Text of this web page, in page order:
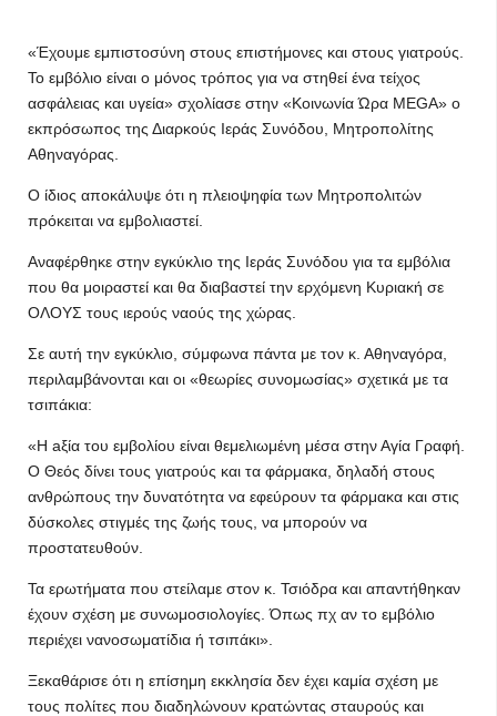
«Έχουμε εμπιστοσύνη στους επιστήμονες και στους γιατρούς.
Το εμβόλιο είναι ο μόνος τρόπος για να στηθεί ένα τείχος
ασφάλειας και υγεία» σχολίασε στην «Κοινωνία Ώρα MEGA» ο
εκπρόσωπος της Διαρκούς Ιεράς Συνόδου, Μητροπολίτης
Αθηναγόρας.
Ο ίδιος αποκάλυψε ότι η πλειοψηφία των Μητροπολιτών
πρόκειται να εμβολιαστεί.
Αναφέρθηκε στην εγκύκλιο της Ιεράς Συνόδου για τα εμβόλια
που θα μοιραστεί και θα διαβαστεί την ερχόμενη Κυριακή σε
ΟΛΟΥΣ τους ιερούς ναούς της χώρας.
Σε αυτή την εγκύκλιο, σύμφωνα πάντα με τον κ. Αθηναγόρα,
περιλαμβάνονται και οι «θεωρίες συνομωσίας» σχετικά με τα
τσιπάκια:
«H aξία του εμβολίου είναι θεμελιωμένη μέσα στην Αγία Γραφή.
Ο Θεός δίνει τους γιατρούς και τα φάρμακα, δηλαδή στους
ανθρώπους την δυνατότητα να εφεύρουν τα φάρμακα και στις
δύσκολες στιγμές της ζωής τους, να μπορούν να
προστατευθούν.
Τα ερωτήματα που στείλαμε στον κ. Τσιόδρα και απαντήθηκαν
έχουν σχέση με συνωμοσιολογίες. Όπως πχ αν το εμβόλιο
περιέχει νανοσωματίδια ή τσιπάκι».
Ξεκαθάρισε ότι η επίσημη εκκλησία δεν έχει καμία σχέση με
τους πολίτες που διαδηλώνουν κρατώντας σταυρούς και